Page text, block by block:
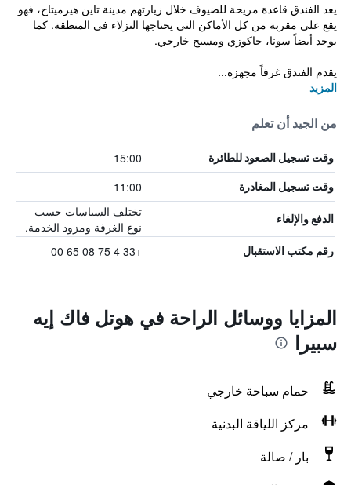
يعد الفندق قاعدة مريحة للضيوف خلال زيارتهم مدينة تاين هيرميتاج، فهو
يقع على مقربة من كل الأماكن التي يحتاجها النزلاء في المنطقة. كما
يوجد أيضاً سونا، جاكوزي ومسبح خارجي.
يقدم الفندق غرفاً مجهزة...
المزيد
من الجيد أن تعلم
وقت تسجيل الصعود للطائرة 15:00
وقت تسجيل المغادرة 11:00
الدفع والإلغاء
تختلف السياسات حسب
نوع الغرفة ومزود الخدمة.
رقم مكتب الاستقبال +33 4 75 08 65 00
المزايا ووسائل الراحة في هوتل فاك إيه
سبيرا
حمام سباحة خارجي
مركز اللياقة البدنية
بار / صالة